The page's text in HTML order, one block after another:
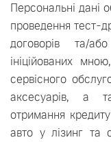
Персональні дані
проведення тест-
договорів та/
ініційованих
сервісного
аксесуарів, а
отримання
авто у лізинг та